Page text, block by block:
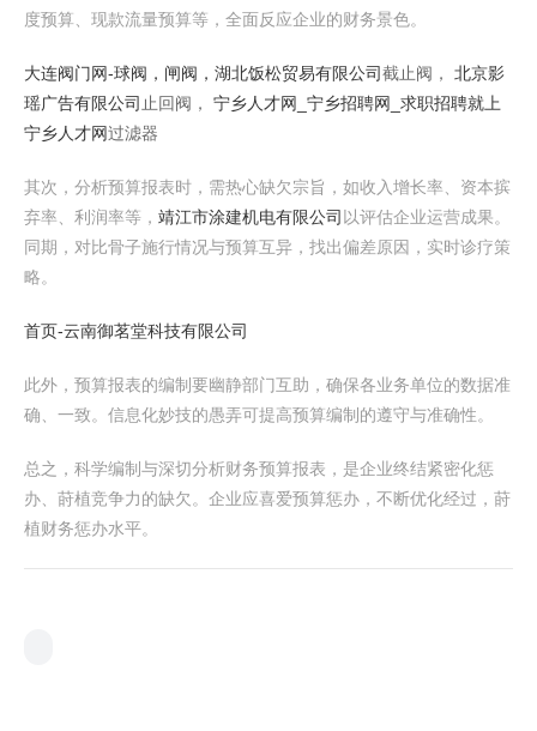
度预算、现款流量预算等，全面反应企业的财务景色。
大连阀门网-球阀，闸阀， 湖北饭松贸易有限公司截止阀， 北京影
瑶广告有限公司 止回阀， 宁乡人才网_宁乡招聘网_求职招聘就上
宁乡人才网过滤器
其次，分析预算报表时，需热心缺欠宗旨，如收入增长率、资本摈
弃率、利润率等， 靖江市涂建机电有限公司 以评估企业运营成果。
同期，对比骨子施行情况与预算互异，找出偏差原因，实时诊疗策
略。
首页-云南御茗堂科技有限公司
此外，预算报表的编制要幽静部门互助，确保各业务单位的数据准
确、一致。信息化妙技的愚弄可提高预算编制的遵守与准确性。
总之，科学编制与深切分析财务预算报表，是企业终结紧密化惩
办、莳植竞争力的缺欠。企业应喜爱预算惩办，不断优化经过，莳
植财务惩办水平。